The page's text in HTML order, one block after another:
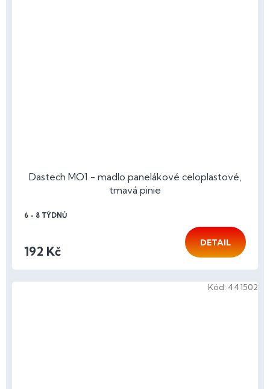
Dastech MO1 - madlo panelákové celoplastové,
tmavá pinie
6 - 8 TÝDNŮ
192 Kč
DETAIL
Kód: 441502